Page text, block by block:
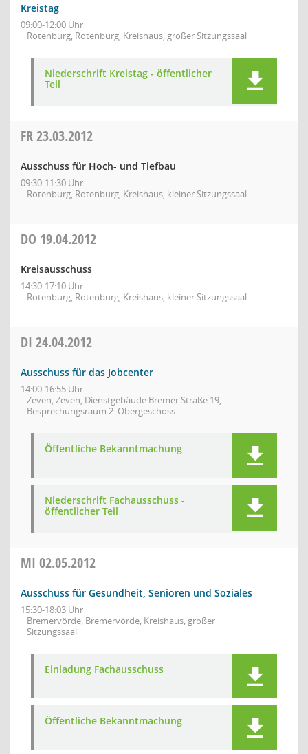
Kreistag
09:00-12:00 Uhr
Rotenburg, Rotenburg, Kreishaus, großer Sitzungssaal
Niederschrift Kreistag - öffentlicher
Teil
FR23.03.2012
Ausschuss für Hoch- und Tiefbau
09:30-11:30 Uhr
Rotenburg, Rotenburg, Kreishaus, kleiner Sitzungssaal
DO 19.04.2012
Kreisausschuss
14:30-17:10 Uhr
Rotenburg, Rotenburg, Kreishaus, kleiner Sitzungssaal
DI 24.04.2012
Ausschuss für das Jobcenter
14:00-16:55 Uhr
Zeven, Zeven, Dienstgebäude Bremer Straße 19,
Besprechungsraum 2. Obergeschoss
Öffentliche Bekanntmachung
Niederschrift Fachausschuss -
öffentlicher Teil
MI 02.05.2012
Ausschuss für Gesundheit, Senioren und Soziales
15:30-18:03 Uhr
Bremervörde, Bremervörde, Kreishaus, großer
Sitzungssaal
Einladung Fachausschuss
Öffentliche Bekanntmachung